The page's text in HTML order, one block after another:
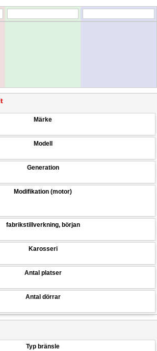
Märke
Modell
Generation
Modifikation (motor)
fabrikstillverkning, början
Karosseri
Antal platser
Antal dörrar
Typ bränsle